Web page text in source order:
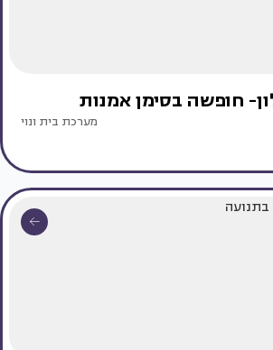
חופשה בסימן אמנות
מערכת בית ונוי